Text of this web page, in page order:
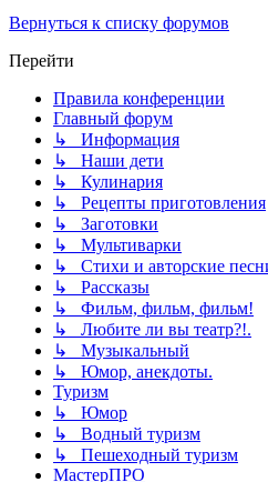
Вернуться к списку форумов
Перейти
Правила конференции
Главный форум
↳ Информация
↳ Наши дети
↳ Кулинария
↳ Рецепты приготовления
↳ Заготовки
↳ Мультиварки
↳ Стихи и авторские
↳ Рассказы
↳ Фильм, фильм, фильм!
↳ Любите ли вы театр?!.
↳ Музыкальный
↳ Юмор, анекдоты.
Туризм
↳ Юмор
↳ Водный туризм
↳ Пешеходный туризм
МастерПРО